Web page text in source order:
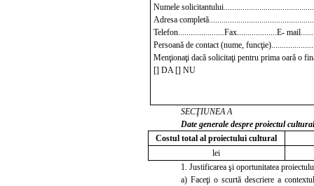
Numele
Adresa
Telefon......................Fax...................E-
Persoană de contact (nume,
Menţionaţi dacă solicitaţi pentru prima oară o
[] DA [] NU
SECŢIUNEA A
Date generale despre proiectul cultural
Costul total al proiectului cultural
lei
1. Justificarea şi oportunitatea
a) Faceţi o scurtă descriere a